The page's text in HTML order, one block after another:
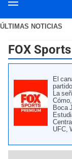
ÚLTIMAS NOTICIAS
FOX
El
La
Boca
UFC,